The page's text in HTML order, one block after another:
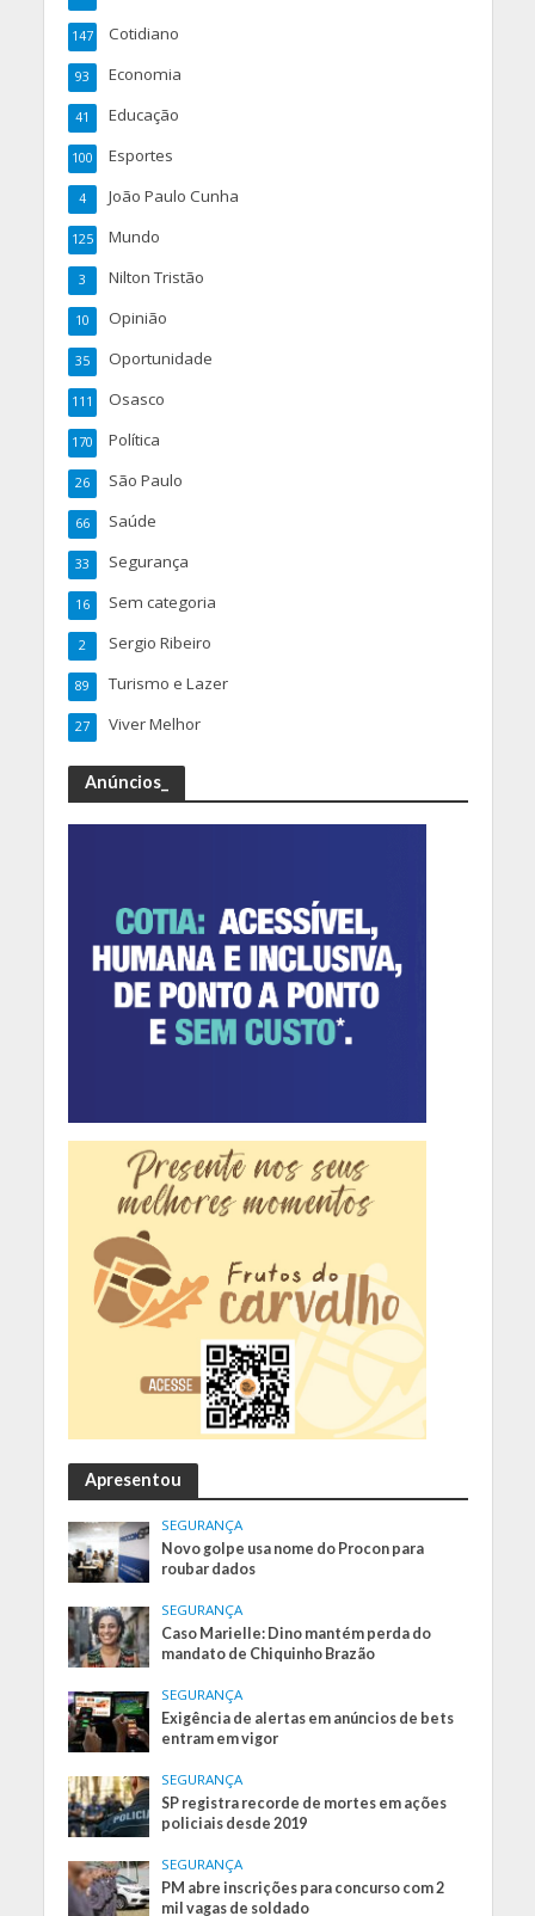
Cotidiano
147
Economia
93
Educação
41
Esportes
100
João Paulo Cunha
4
Mundo
125
Nilton Tristão
3
Opinião
10
Oportunidade
35
Osasco
111
Política
170
São Paulo
26
Saúde
66
Segurança
33
Sem categoria
16
Sergio Ribeiro
2
Turismo e Lazer
89
Viver Melhor
27
Anúncios_
Apresentou
SEGURANÇA
Novo golpe usa nome do Procon para
roubar dados
SEGURANÇA
Caso Marielle: Dino mantém perda do
mandato de Chiquinho Brazão
SEGURANÇA
Exigência de alertas em anúncios de bets
entram em vigor
SEGURANÇA
SP registra recorde de mortes em ações
policiais desde 2019
SEGURANÇA
PM abre inscrições para concurso com 2
mil vagas de soldado